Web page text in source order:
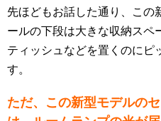
先ほどもお話した通り、この
ールの下段は大きな収納スペ
ティッシュなどを置くのにピ
す。
ただ、この新型モデルの